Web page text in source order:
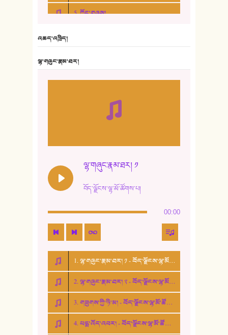
5. ཀོང་གཞས།
10. ཆང་གཞས། ༣
15. ཤམ་པ་ལ་ཡི་སྲས་མོ།
16. ལྷ་བུ་དར་བུ།
17. ང་བོད་པ་ཡིན། - ཕུར་བུ་རྣམ་རྒྱལ།
18. ང་ལ་བྱམས་པའི་ཨ་མ།
19. ཆ་རྐྱེན་མེད་པའི་སེམས།
20. བསྟན་རྒྱས་གླིང་།
འཆད་འཁྲིད།
ལྷ་གཞུང་རྣམ་ཐར།
ལྷ་གཞུང་རྣམ་ཐར། ༡
བོད་ལྗོངས་ལྷ་མོ་ཚོགས་པ།
00:00
1. ལྷ་གཞུང་རྣམ་ཐར། ༡ - བོད་ལྗོངས་ལྷ་མོ་ཚོགས་པ།
2. ལྷ་གཞུང་རྣམ་ཐར། ༢ - བོད་ལྗོངས་ལྷ་མོ་ཚོགས་པ།
3. གཟུགས་ཀྱི་ཉི་མ། - བོད་ལྗོངས་ལྷ་མོ་ཚོགས་པ།
4. པདྨ་འོད་འབར། - བོད་ལྗོངས་ལྷ་མོ་ཚོགས་པ།